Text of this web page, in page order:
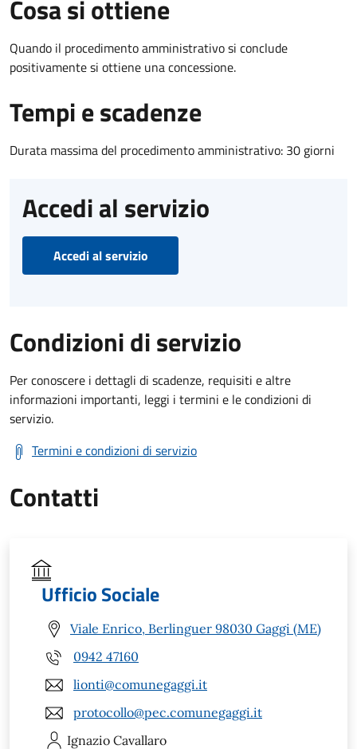
Cosa si ottiene
Quando il procedimento amministrativo si conclude
positivamente si ottiene una concessione.
Tempi e scadenze
Durata massima del procedimento amministrativo: 30 giorni
Accedi al servizio
Accedi al servizio
Condizioni di servizio
Per conoscere i dettagli di scadenze, requisiti e altre
informazioni importanti, leggi i termini e le condizioni di
servizio.
Termini e condizioni di servizio
Contatti
Ufficio Sociale
Viale Enrico, Berlinguer 98030 Gaggi (ME)
0942 47160
lionti@comunegaggi.it
protocollo@pec.comunegaggi.it
Ignazio Cavallaro